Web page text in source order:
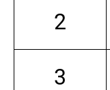
2
3